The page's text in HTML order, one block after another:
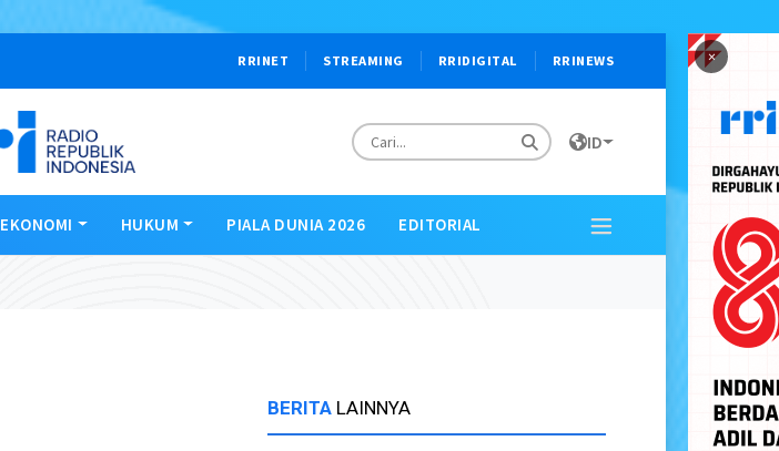
×
RRINET STREAMING RRIDIGITAL RRINEWS
ID
EKONOMI HUKUM PIALA DUNIA 2026 EDITORIAL
BERITA LAINNYA